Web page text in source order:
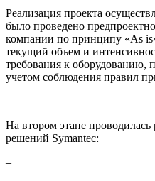
Реализация проекта
было проведено
компании по принципу «As is»
текущий объем и
требования к
учетом соблюдения правил
На втором этапе проводилась
решений Symantec:
–